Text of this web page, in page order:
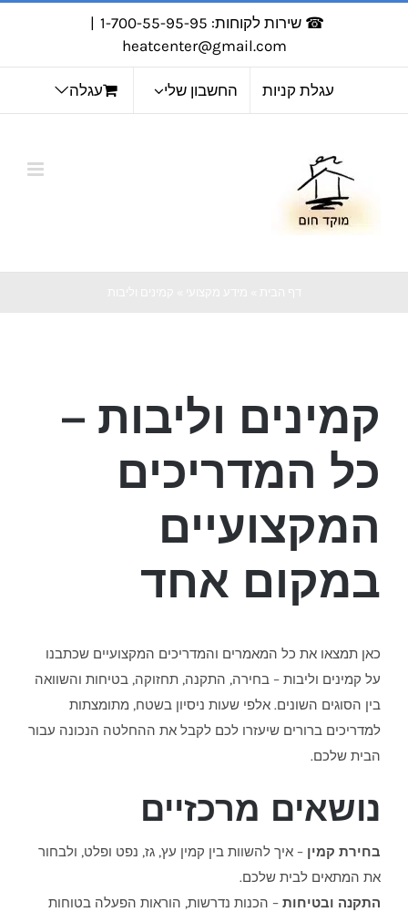
☎ שירות לקוחות: 1-700-55-95-95
|
heatcenter@gmail.com
עגלת קניות החשבון שלי עגלה
קמינים וליבות –
כל המדריכים
המקצועיים
במקום אחד
כאן תמצאו את כל המאמרים והמדריכים המקצועיים שכתבנו
על קמינים וליבות – בחירה, התקנה, תחזוקה, בטיחות והשוואה
בין הסוגים השונים. אלפי שעות ניסיון בשטח, מתומצתות
למדריכים ברורים שיעזרו לכם לקבל את ההחלטה הנכונה עבור
הבית שלכם.
נושאים מרכזיים
בחירת קמין – איך להשוות בין קמין עץ, גז, נפט ופלט, ולבחור
את המתאים לבית שלכם.
התקנה ובטיחות – הכנות נדרשות, הוראות הפעלה בטוחות